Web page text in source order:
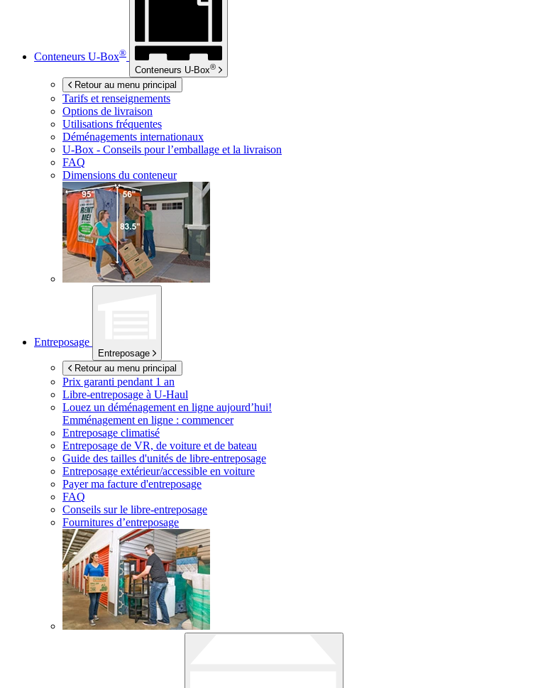
Conteneurs U-Box®
Conteneurs U-Box®
Retour au menu principal
Tarifs et renseignements
Options de livraison
Utilisations fréquentes
Déménagements internationaux
U-Box - Conseils pour l’emballage et la livraison
FAQ
Dimensions du conteneur
Entreposage
Entreposage
Retour au menu principal
Prix garanti pendant 1 an
Libre-entreposage à U-Haul
Louez un déménagement en ligne aujourd’hui!
Emménagement en ligne : commencer
Entreposage climatisé
Entreposage de VR, de voiture et de bateau
Guide des tailles d'unités de libre-entreposage
Entreposage extérieur/accessible en voiture
Payer ma facture d'entreposage
FAQ
Conseils sur le libre-entreposage
Fournitures d’entreposage